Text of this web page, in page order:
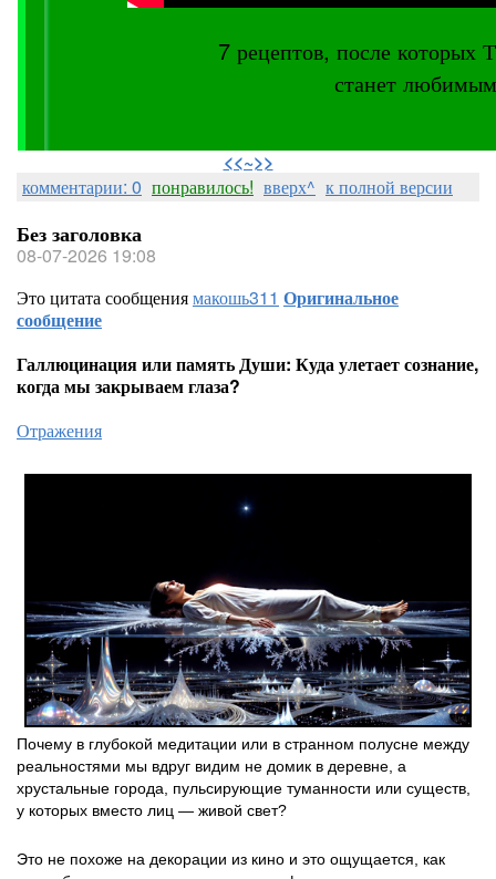
7 рецептов, после
станет
<<~>>
комментарии: 0 понравилось! вверх^ к полной версии
Без заголовка
08-07-2026 19:08
Это цитата сообщениямакошь311 Оригинальное
сообщение
Галлюцинация или память Души: Куда улетает сознание,
когда мы закрываем глаза?
Отражения
Почему в глубокой медитации или в странном полусне между
реальностями мы вдруг видим не домик в деревне, а
хрустальные города, пульсирующие туманности или существ,
у которых вместо лиц — живой свет?
Это не похоже на декорации из кино и это ощущается, как